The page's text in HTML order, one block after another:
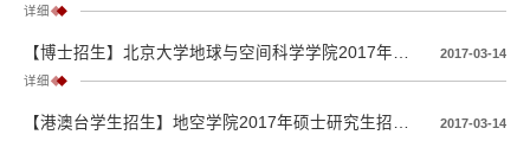
详细
2017-03-14
详细
2017-03-14